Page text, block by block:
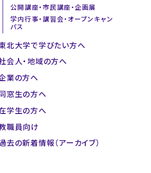
公開講座・市民講座・企画展
学内行事・講習会・オープンキャン
パス
北大学で学びたい方へ
会人・地域の方へ
業の方へ
窓生の方へ
学生の方へ
職員向け
去の新着情報（アーカイブ）